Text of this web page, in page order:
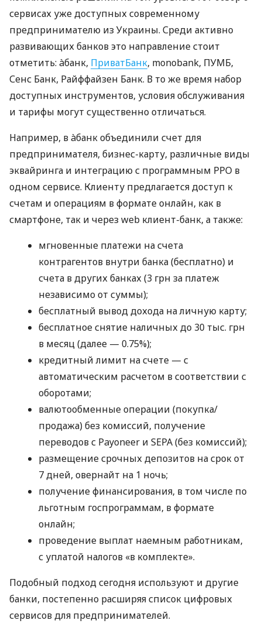
сервисах уже доступных современному
предпринимателю из Украины. Среди активно
развивающих банков это направление стоит
отметить: àбанк, ПриватБанк, monobank, ПУМБ,
Сенс Банк, Райффайзен Банк. В то же время набор
доступных инструментов, условия обслуживания
и тарифы могут существенно отличаться.
Например, в àбанк объединили счет для
предпринимателя, бизнес-карту, различные виды
эквайринга и интеграцию с программным РРО в
одном сервисе. Клиенту предлагается доступ к
счетам и операциям в формате онлайн, как в
смартфоне, так и через web клиент-банк, а также:
мгновенные платежи на счета
контрагентов внутри банка (бесплатно) и
счета в других банках (3 грн за платеж
независимо от суммы);
бесплатный вывод дохода на личную карту;
бесплатное снятие наличных до 30 тыс. грн
в месяц (далее — 0.75%);
кредитный лимит на счете — с
автоматическим расчетом в соответствии с
оборотами;
валютообменные операции (покупка/
продажа) без комиссий, получение
переводов с Payoneer и SEPA (без комиссий);
размещение срочных депозитов на срок от
7 дней, овернайт на 1 ночь;
получение финансирования, в том числе по
льготным госпрограммам, в формате
онлайн;
проведение выплат наемным работникам,
с уплатой налогов «в комплекте».
Подобный подход сегодня используют и другие
банки, постепенно расширяя список цифровых
сервисов для предпринимателей.